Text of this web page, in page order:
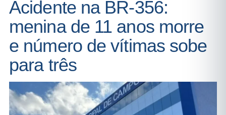
Acidente na BR-356:
menina de 11 anos morre
e número de vítimas sobe
para três